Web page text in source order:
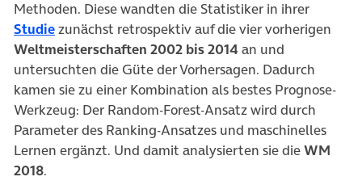
Methoden. Diese wandten die Statistiker in ihrer
Studie(öffnet in neuem Tab)
zunächst retrospektiv auf die vier vorherigen
Weltmeisterschaften 2002 bis 2014 an und
untersuchten die Güte der Vorhersagen. Dadurch
kamen sie zu einer Kombination als bestes Prognose-
Werkzeug: Der Random-Forest-Ansatz wird durch
Parameter des Ranking-Ansatzes und maschinelles
Lernen ergänzt. Und damit analysierten sie dieWM
2018.